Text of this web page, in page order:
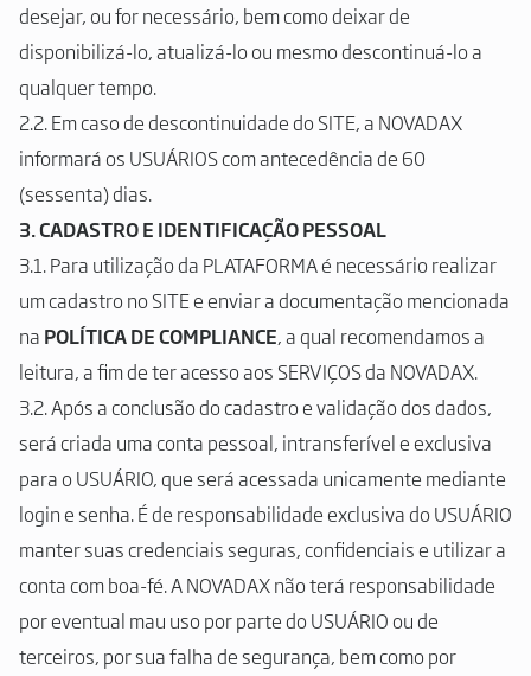
desejar, ou for necessário, bem como deixar de
disponibilizá-lo, atualizá-lo ou mesmo descontinuá-lo a
qualquer tempo.
2.2. Em caso de descontinuidade do SITE, a NOVADAX
informará os USUÁRIOS com antecedência de 60
(sessenta) dias.
3. CADASTRO E IDENTIFICAÇÃO PESSOAL
3.1. Para utilização da PLATAFORMA é necessário realizar
um cadastro no SITE e enviar a documentação mencionada
na POLÍTICA DE COMPLIANCE, a qual recomendamos a
leitura, a fim de ter acesso aos SERVIÇOS da NOVADAX.
3.2. Após a conclusão do cadastro e validação dos dados,
será criada uma conta pessoal, intransferível e exclusiva
para o USUÁRIO, que será acessada unicamente mediante
login e senha. É de responsabilidade exclusiva do USUÁRIO
manter suas credenciais seguras, confidenciais e utilizar a
conta com boa-fé. A NOVADAX não terá responsabilidade
por eventual mau uso por parte do USUÁRIO ou de
terceiros, por sua falha de segurança, bem como por